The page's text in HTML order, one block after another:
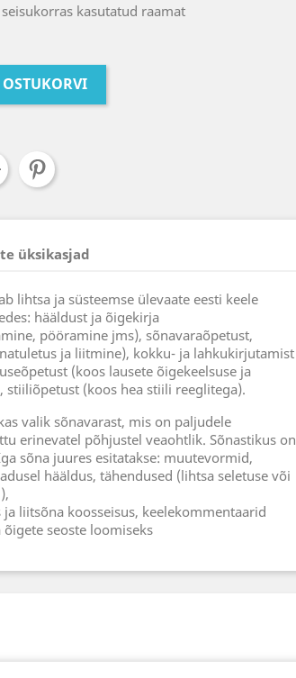
kasutatud raamat
üksikasjad
lihtsa ja süsteemse ülevaate eesti keele
hääldust ja õigekirja
pööramine jms), sõnavaraõpetust,
ja liitmine), kokku- ja lahkukirjutamist
(koos lausete õigekeelsuse ja
stiiliõpetust (koos hea stiili reeglitega).
valik sõnavarast, mis on paljudele
erinevatel põhjustel veaohtlik. Sõnastikus on
sõna juures esitatakse: muutevormid,
hääldus, tähendused (lihtsa seletuse või
ja liitsõna koosseisus, keelekommentaarid
seoste loomiseks